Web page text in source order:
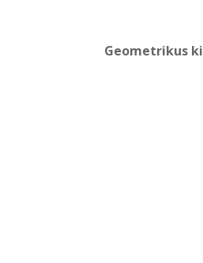
Geometrikus